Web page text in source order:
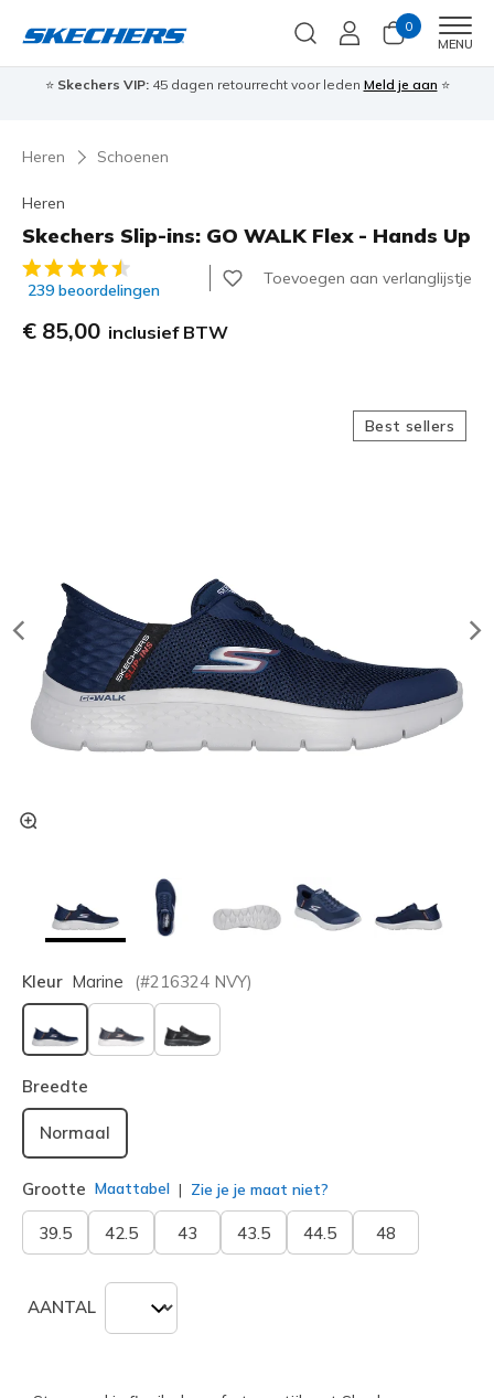
0
MENU
⭐ Skechers VIP:45 dagen retourrecht voor leden Meld je aan ⭐
Heren Schoenen
Heren
Skechers Slip-ins: GO WALK Flex - Hands Up
3,7 van de 5 klantbeoordelingen
239 beoordelingen
Toevoegen aan verlanglijstje
€ 85,00 inclusief BTW
Best sellers
Kleur Marine (#216324 NVY)
geselecteerd
Breedte
Normaal
Grootte Maattabel Zie je je maat niet?
39.5 42.5 43 43.5 44.5 48
AANTAL